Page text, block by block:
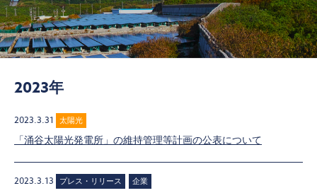
g
a
t
i
o
2023年
2023.3.31 太陽光
「涌谷太陽光発電所」の維持管理等計画の公表について
2023.3.13 プレス・リリース 企業